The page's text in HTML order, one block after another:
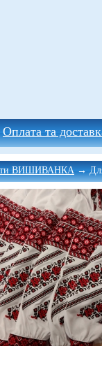
Оплата та
ВИШИВАНКА→ Для